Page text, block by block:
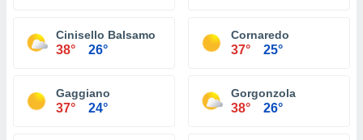
Cinisello Balsamo
38° 26°
Cornaredo
37° 25°
Gaggiano
37° 24°
Gorgonzola
38° 26°